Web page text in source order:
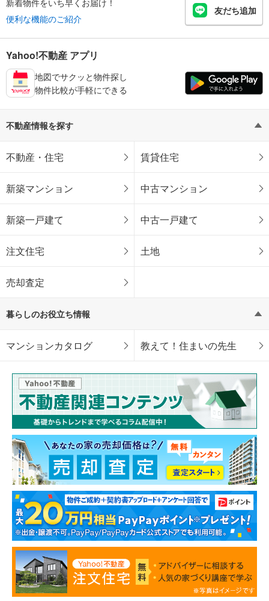
便利な機能のご紹介
友だち追加
Yahoo!不動産 アプリ
地図でサクッと物件探し
物件比較が手軽にできる
不動産情報を探す
不動産・住宅 賃貸住宅
新築マンション 中古マンション
新築一戸建て 中古一戸建て
注文住宅 土地
売却査定
暮らしのお役立ち情報
マンションカタログ 教えて！住まいの先生